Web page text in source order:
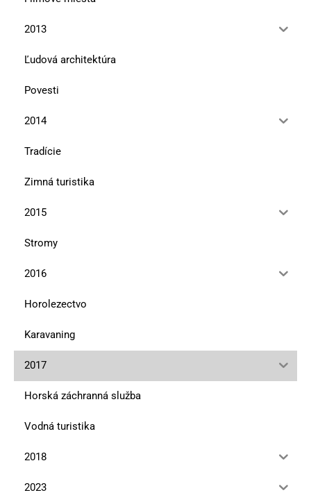
2013
Ľudová architektúra
Povesti
2014
Tradície
Zimná turistika
2015
Stromy
2016
Horolezectvo
Karavaning
2017
Horská záchranná služba
Vodná turistika
2018
2023